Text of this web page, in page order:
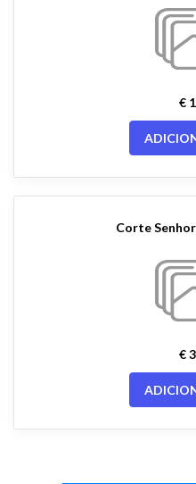
€
Corte
€